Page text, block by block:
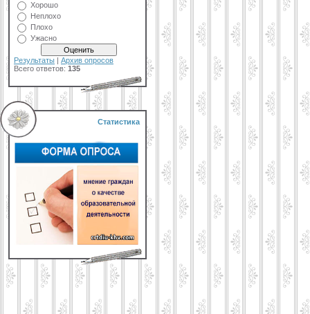
Хорошо
Неплохо
Плохо
Ужасно
Результаты | Архив опросов
Всего ответов: 135
Статистика